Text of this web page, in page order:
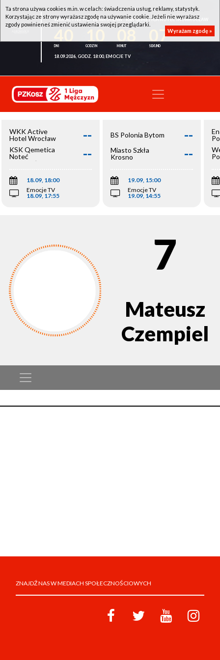
WKK ACTIVE HOTEL WROCŁAW - KSK QEMETICA NOTEĆ INOWROCŁAW
07
18.09.2026, GODZ. 18:00, EMOCJE TV
WKK Active
Hotel Wrocław
--
KSK Qemetica
Noteć
Inowrocław
--
18.09, 18:00
Emocje TV
18.09, 17:55
BS Polonia Bytom --
Miasto Szkła
Krosno
--
19.09, 15:00
Emocje TV
19.09, 14:55
7
Mateusz
Czempiel
ZNAJDŹ NAS W MEDIACH SPOŁECZNOŚCIOWYCH
Ta strona używa cookies m.in. w celach: świadczenia usług, reklamy, statystyk.
Korzystając ze strony wyrażasz zgodę na używanie cookie. Jeżeli nie wyrażasz
zgody powinieneś zmienić ustawienia swojej przeglądarki.
Wyrażam zgodę »